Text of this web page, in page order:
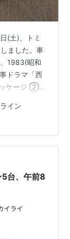
(土)、トミ
ました。車
1983(昭和
ドラマ「西
ケージ ②車
放送開始)を
大事にとっ
くお願いしま
イン
5台、午前8